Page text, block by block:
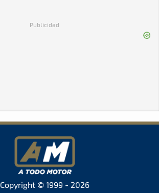
Publicidad
Copyright © 1999 - 2026